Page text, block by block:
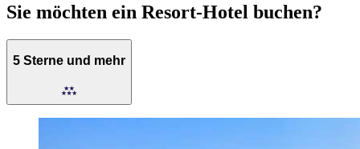
Sie möchten ein Resort-Hotel buchen?
5 Sterne und mehr